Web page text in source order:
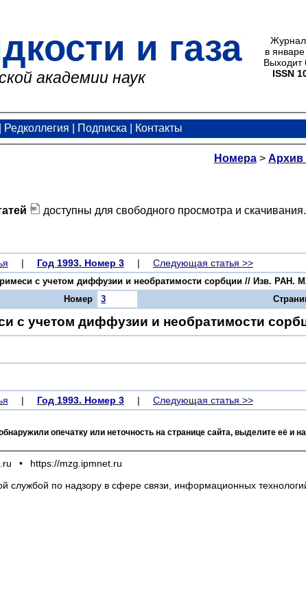
и газа
академии наук
Журнал
в
Выходит
ISSN
Редколлегия Подписка Контакты
Номера> Архив
доступны для свободного просмотра и скачивания.
| Год 1993. Номер 3 | Следующая статья >>
с учетом диффузии и необратимости сорбции // Изв. РАН.
Номер 3
с учетом диффузии и необратимости
| Год 1993. Номер 3 | Следующая статья >>
опечатку или неточность на странице сайта, выделите её и
•
https://mzg.ipmnet.ru
службой по надзору в сфере связи, информационных